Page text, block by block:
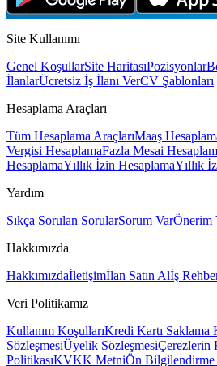
Site Kullanımı
Genel KoşullarSite HaritasıPozisyonlar
İlanlarÜcretsiz İş İlanı VerCV Şablonları
Hesaplama Araçları
Tüm Hesaplama AraçlarıMaaş
Vergisi HesaplamaFazla Mesai
HesaplamaYıllık İzin HesaplamaYıllık
Yardım
Sıkça Sorulan SorularSorum VarÖnerim
Hakkımızda
Hakkımızdaİletişimİlan Satın Alİş
Veri Politikamız
Kullanım KoşullarıKredi Kartı Saklama
SözleşmesiÜyelik SözleşmesiÇerezlerin
PolitikasıKVKK MetniÖn Bilgilendirme